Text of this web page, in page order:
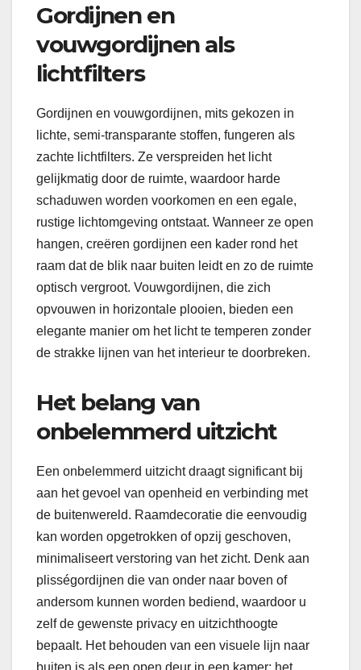
Gordijnen en
vouwgordijnen als
lichtfilters
Gordijnen en vouwgordijnen, mits gekozen in
lichte, semi-transparante stoffen, fungeren als
zachte lichtfilters. Ze verspreiden het licht
gelijkmatig door de ruimte, waardoor harde
schaduwen worden voorkomen en een egale,
rustige lichtomgeving ontstaat. Wanneer ze open
hangen, creëren gordijnen een kader rond het
raam dat de blik naar buiten leidt en zo de ruimte
optisch vergroot. Vouwgordijnen, die zich
opvouwen in horizontale plooien, bieden een
elegante manier om het licht te temperen zonder
de strakke lijnen van het interieur te doorbreken.
Het belang van
onbelemmerd uitzicht
Een onbelemmerd uitzicht draagt significant bij
aan het gevoel van openheid en verbinding met
de buitenwereld. Raamdecoratie die eenvoudig
kan worden opgetrokken of opzij geschoven,
minimaliseert verstoring van het zicht. Denk aan
plisségordijnen die van onder naar boven of
andersom kunnen worden bediend, waardoor u
zelf de gewenste privacy en uitzichthoogte
bepaalt. Het behouden van een visuele lijn naar
buiten is als een open deur in een kamer; het